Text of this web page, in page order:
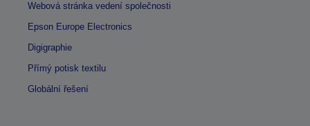
Webová stránka vedení společnosti
Epson Europe Electronics
Digigraphie
Přímý potisk textilu
Globální řešení